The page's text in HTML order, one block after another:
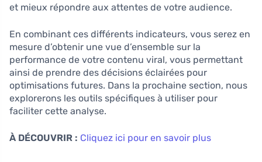
et mieux répondre aux attentes de votre audience.
En combinant ces différents indicateurs, vous serez en
mesure d’obtenir une vue d’ensemble sur la
performance de votre contenu viral, vous permettant
ainsi de prendre des décisions éclairées pour
optimisations futures. Dans la prochaine section, nous
explorerons les outils spécifiques à utiliser pour
faciliter cette analyse.
À DÉCOUVRIR : Cliquez ici pour en savoir plus